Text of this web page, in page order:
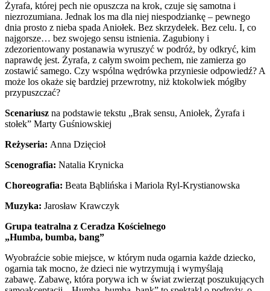
Żyrafa, której pech nie opuszcza na krok, czuje się samotna i
niezrozumiana. Jednak los ma dla niej niespodziankę – pewnego
dnia prosto z nieba spada Aniołek. Bez skrzydełek. Bez celu. I, co
najgorsze… bez swojego sensu istnienia. Zagubiony i
zdezorientowany postanawia wyruszyć w podróż, by odkryć, kim
naprawdę jest. Żyrafa, z całym swoim pechem, nie zamierza go
zostawić samego. Czy wspólna wędrówka przyniesie odpowiedź? A
może los okaże się bardziej przewrotny, niż ktokolwiek mógłby
przypuszczać?
Scenariusz na podstawie tekstu „Brak sensu, Aniołek, Żyrafa i
stołek” Marty Guśniowskiej
Reżyseria: Anna Dzięcioł
Scenografia: Natalia Krynicka
Choreografia: Beata Bąblińska i Mariola Ryl-Krystianowska
Muzyka: Jarosław Krawczyk
Grupa teatralna z Ceradza Kościelnego
„Humba, bumba, bang”
Wyobraźcie sobie miejsce, w którym nuda ogarnia każde dziecko,
ogarnia tak mocno, że dzieci nie wytrzymują i wymyślają
zabawę. Zabawę, która porywa ich w świat zwierząt poszukujących